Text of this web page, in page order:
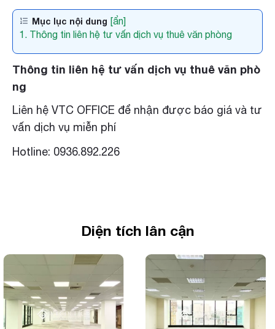
Mục lục nội dung [ẩn]
1. Thông tin liên hệ tư vấn dịch vụ thuê văn phòng
Thông tin liên hệ tư vấn dịch vụ thuê văn phò
ng
Liên hệ VTC OFFICE để nhận được báo giá và tư
vấn dịch vụ miễn phí
Hotline: 0936.892.226
Diện tích lân cận